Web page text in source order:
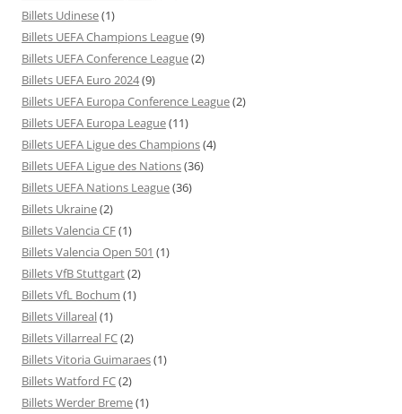
Billets Udinese(1)
Billets UEFA Champions League(9)
Billets UEFA Conference League(2)
Billets UEFA Euro 2024(9)
Billets UEFA Europa Conference League(2)
Billets UEFA Europa League(11)
Billets UEFA Ligue des Champions(4)
Billets UEFA Ligue des Nations(36)
Billets UEFA Nations League(36)
Billets Ukraine(2)
Billets Valencia CF(1)
Billets Valencia Open 501 (1)
Billets VfB Stuttgart(2)
Billets VfL Bochum (1)
Billets Villareal(1)
Billets Villarreal FC(2)
Billets Vitoria Guimaraes(1)
Billets Watford FC(2)
Billets Werder Breme(1)